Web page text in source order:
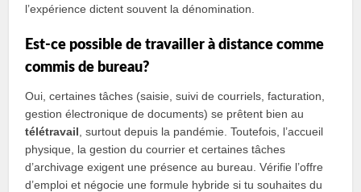
l’expérience dictent souvent la dénomination.
Est‑ce possible de travailler à distance comme
commis de bureau?
Oui, certaines tâches (saisie, suivi de courriels, facturation,
gestion électronique de documents) se prêtent bien au
télétravail , surtout depuis la pandémie. Toutefois, l’accueil
physique, la gestion du courrier et certaines tâches
d’archivage exigent une présence au bureau. Vérifie l’offre
d’emploi et négocie une formule hybride si tu souhaites du